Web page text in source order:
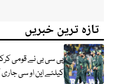
تازہ ترین خبریں
پی سی بی نے قومی
کیلئے این او سی